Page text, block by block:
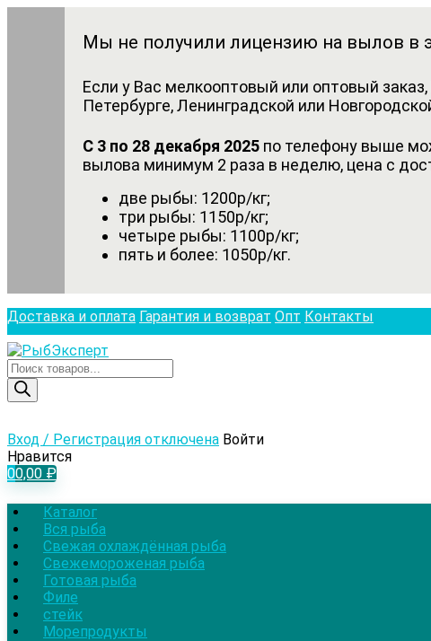
Мы не получили лицензию на вылов в
Если у Вас мелкооптовый или оптовый
Петербурге, Ленинградской или
С 3 по 28 декабря 2025 по телефону выше
вылова минимум 2 раза в неделю, цена с
две рыбы: 1200р/кг;
три рыбы: 1150р/кг;
четыре рыбы: 1100р/кг;
пять и более: 1050р/кг.
Доставка и оплата Гарантия и возврат Опт Контакты
Поиск
товаров
Вход / Регистрация отключена Войти
Нравится
00,00 ₽
Каталог
Вся рыба
Свежая охлаждённая рыба
Свежемороженая рыба
Готовая рыба
Филе
стейк
Морепродукты